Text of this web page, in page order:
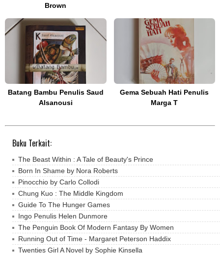
Brown
Batang Bambu Penulis Saud
Alsanousi
Gema Sebuah Hati Penulis
Marga T
Buku Terkait:
The Beast Within : A Tale of Beauty's Prince
Born In Shame by Nora Roberts
Pinocchio by Carlo Collodi
Chung Kuo : The Middle Kingdom
Guide To The Hunger Games
Ingo Penulis Helen Dunmore
The Penguin Book Of Modern Fantasy By Women
Running Out of Time - Margaret Peterson Haddix
Twenties Girl A Novel by Sophie Kinsella